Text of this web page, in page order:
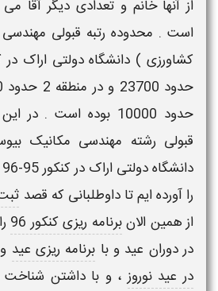
از آنها خانم و تعدادی دیگر آقا
است . محدوده رتبه قبولی
کشاورزی ) دانشگاه دولتیاراک
حدود 10000 بوده است .
قبولی رشته مهندسی مکانیک
دانشگاه دولتیاراک
را آورده ایم تا داوطلبانی که قصد
از همین الانبرنامه ریزی کنکور 96
در دوران عید و با برنامه ریزی عید
در عید نوروز، و با داشتن شناخت